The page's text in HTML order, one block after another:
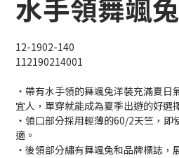
💌】
水手領舞颯
12-1902-140
112190214001
・帶有水手領的舞颯兔洋裝充滿夏日
宜人，單穿就能成為夏季出遊的好選
・領口部分採用輕薄的60/2天竺，
適。
・後領部分繡有舞颯兔和品牌標誌，